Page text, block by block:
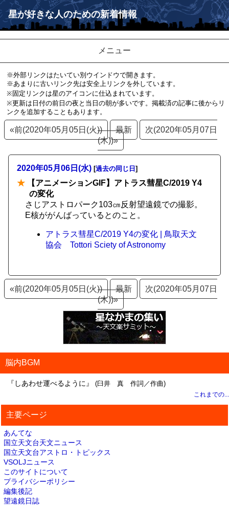
星が好きな人のための新着情報
メニュー
※外部リンクはたいてい別ウインドウで開きます。
※あまりに古いリンク先は安全上リンクを外しています。
※固定リンクは星のアイコンに仕込まれています。
※更新は日付の前日の夜と当日の朝が多いです。掲載済の記事に後からリ
ンクを追加することもあります。
«前(2020年05月05日(火)) 最新
次(2020年05月07日
(木))»
2020年05月06日(水) [過去の同じ日 ]
★ 【アニメーションGIF】アトラス彗星C/2019 Y4
の変化
さじアストロパーク103㎝反射望遠鏡での撮影。
E核ががんばっているとのこと。
アトラス彗星C/2019 Y4の変化 | 鳥取天文
協会 Tottori Sciety of Astronomy
«前(2020年05月05日(火)) 最新
次(2020年05月07日
(木))»
脳内BGM
『しあわせ運べるように』 (臼井 真 作詞／作曲)
これまでの...
主要ページ
あんてな
国立天文台天文ニュース
国立天文台アストロ・トピックス
VSOLJニュース
このサイトについて
プライバシーポリシー
編集後記
望遠鏡日誌